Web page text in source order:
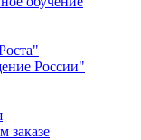
России"
заказе